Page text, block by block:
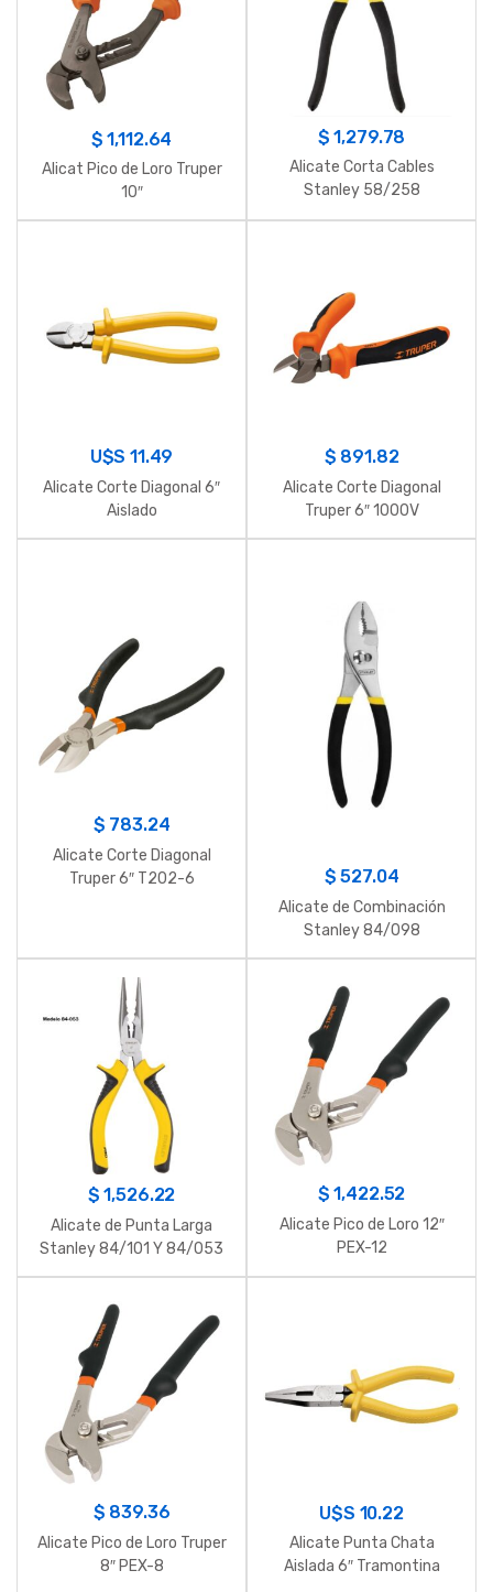
$1,112.64
Alicat Pico de Loro Truper
10″
$1,279.78
Alicate Corta Cables
Stanley 58/258
U$S11.49
Alicate Corte Diagonal 6″
Aislado
$ 891.82
Alicate Corte Diagonal
Truper 6″ 1000V
$ 783.24
Alicate Corte Diagonal
Truper 6″ T202-6
$527.04
Alicate de Combinación
Stanley 84/098
$1,526.22
Alicate de Punta Larga
Stanley 84/101 Y 84/053
$1,422.52
Alicate Pico de Loro 12″
PEX-12
$ 839.36
Alicate Pico de Loro Truper
8″ PEX-8
U$S 10.22
Alicate Punta Chata
Aislada 6″ Tramontina